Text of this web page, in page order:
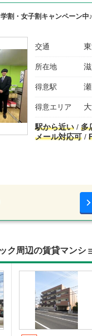
学割・女子割キャンペーン中
交通
所在地
得意駅
得意エリア
駅から近い 多
メール対応可
ク周辺の賃貸マンシ